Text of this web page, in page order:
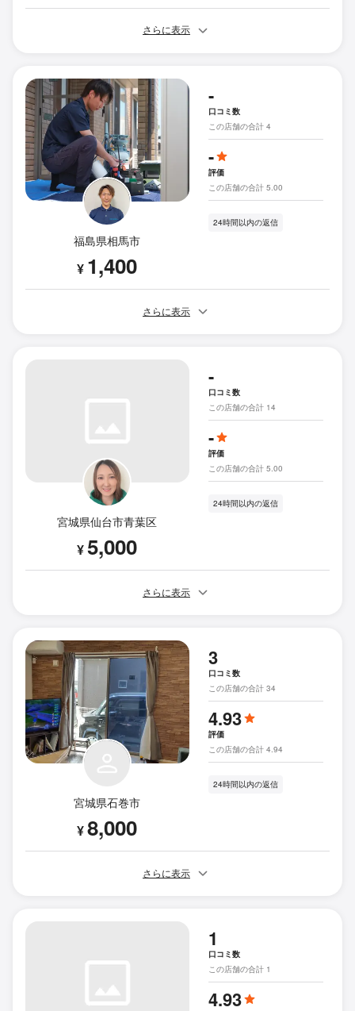
さらに表示
福島県相馬市
¥ 1,400
-
口コミ数
この店舗の合計 4
-
評価
この店舗の合計 5.00
24時間以内の返信
さらに表示
宮城県仙台市青葉区
¥5,000
-
口コミ数
この店舗の合計 14
-
評価
この店舗の合計 5.00
24時間以内の返信
さらに表示
宮城県石巻市
¥8,000
3
口コミ数
この店舗の合計 34
4.93
評価
この店舗の合計 4.94
24時間以内の返信
さらに表示
1
口コミ数
この店舗の合計 1
4.93